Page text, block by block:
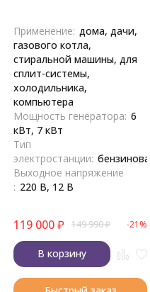
Применение: дома, дачи,
газового котла,
стиральной машины, для
сплит-системы,
холодильника,
компьютера
Мощность генератора: 6
кВт, 7 кВт
Тип
электростанции: бензиновая
Выходное напряжение
: 220 В, 12 В
119 000₽ 149 990₽ -21%
В корзину